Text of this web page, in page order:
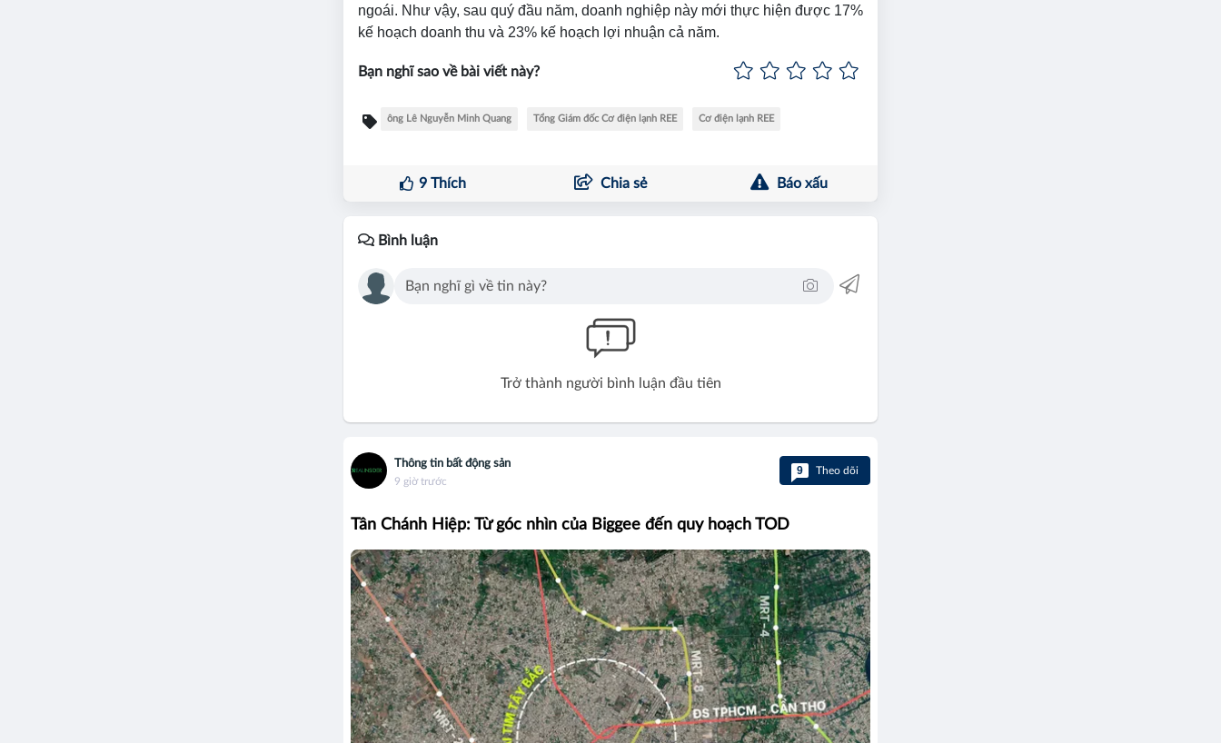
ngoái. Như vậy, sau quý đầu năm, doanh nghiệp này mới thực hiện được 17%
kế hoạch doanh thu và 23% kế hoạch lợi nhuận cả năm.
Bạn nghĩ sao về bài viết này?
ông Lê Nguyễn Minh Quang Tổng Giám đốc Cơ điện lạnh REE Cơ điện lạnh REE
9Thích Chia sẻ Báo xấu
Bình luận
Trở thành người bình luận đầu tiên
Thông tin bất động sản
9 giờ trước
9 Theo dõi
Tân Chánh Hiệp: Từ góc nhìn của Biggee đến quy hoạch TOD